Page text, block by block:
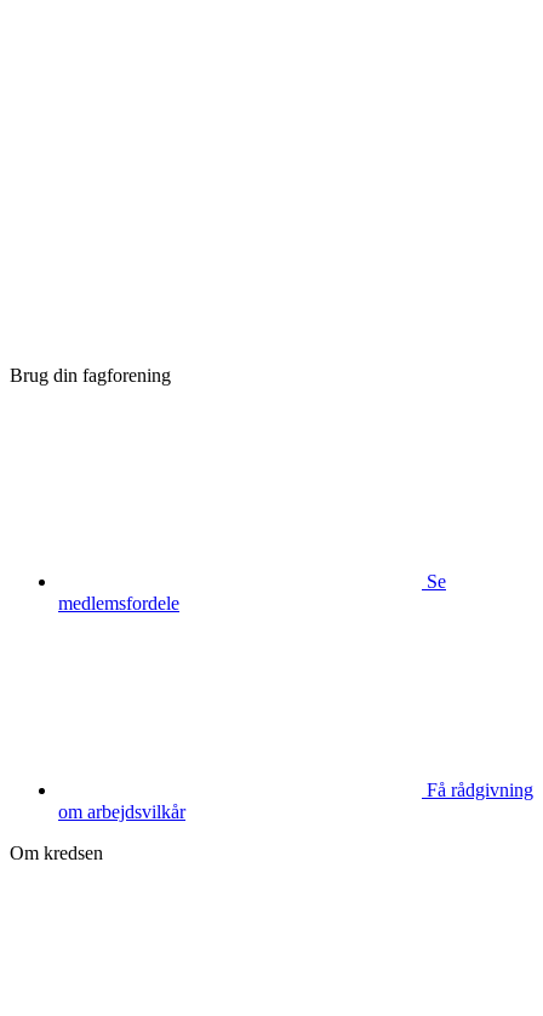
Brug din fagforening
Se
medlemsfordele
Få rådgivning
om arbejdsvilkår
Om kredsen